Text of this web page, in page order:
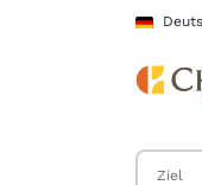
Weiter Zu Hauptinhalt
Hotels
Ziel